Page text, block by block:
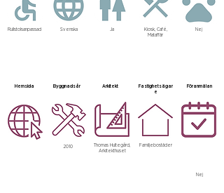
Rullstolsanpassad Svenska Ja
Kiosk, Café,
Mataffär
Nej
Hemsida Byggnadsår
2010
Arkitekt
Thomas Hultegård,
Arkitekthuset
Fastighetsägar
e
Familjebostäder
Föranmälan
Nej